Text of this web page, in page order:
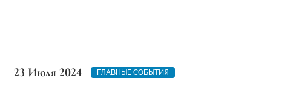
23 Июля 2024 ГЛАВНЫЕ СОБЫТИЯ